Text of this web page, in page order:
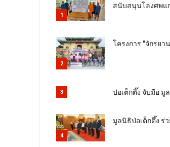
1
สนับสนุนโลงศพแ
2
โครงการ "จักรย
3 ป่อเต็กตึ๊ง จับมือ
4
มูลนิธิป่อเต็กตึ๊ง ร่